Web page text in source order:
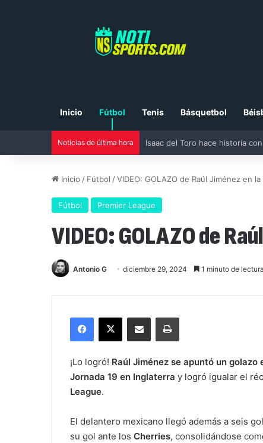
Inicio Fútbol Tenis Básquetbol
Noticias de última hora Isaac del Toro hace historia
Inicio / Fútbol /VIDEO: GOLAZO de Raúl Jiménez en
Fútbol Premier League
VIDEO: GOLAZO de
Antonio G diciembre 29, 2024 1 minuto de lectura
Facebook
X Compartir por correo electrónicoImprimir
¡Lo logró! Raúl Jiménez se apuntó un
Jornada 19 en Inglaterra y logró igualar el
League.
El delantero mexicano llegó además a seis
su gol ante los Cherries, consolidándose